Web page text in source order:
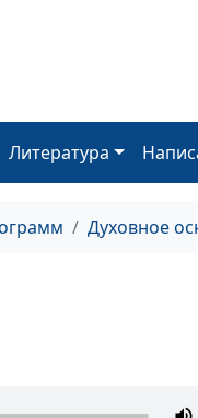
Литература
Духовное